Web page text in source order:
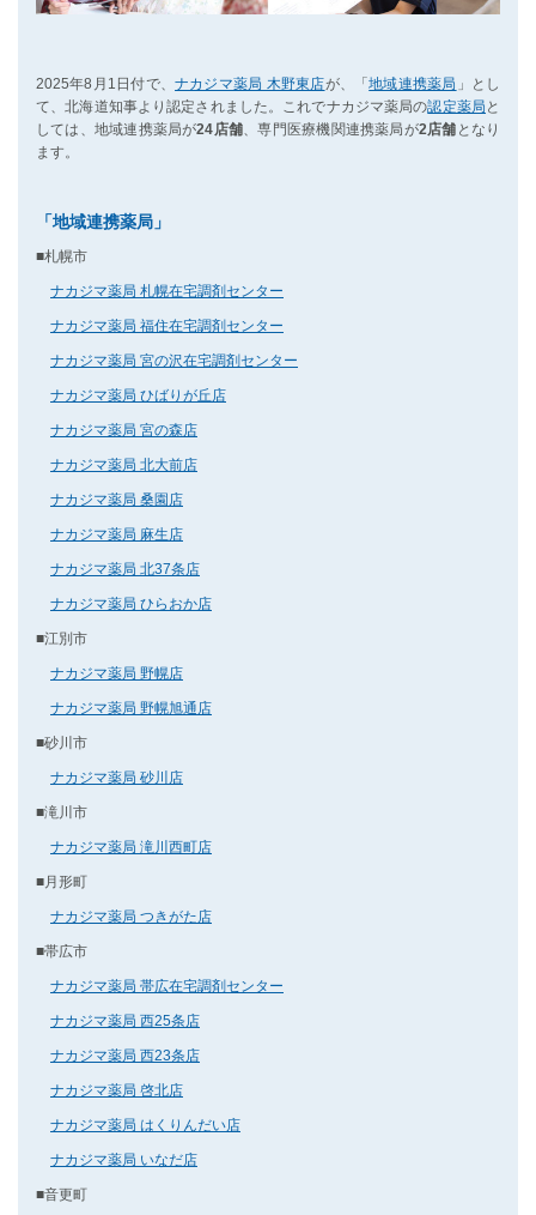
2025年8月1日付で、ナカジマ薬局 木野東店が、「地域連携薬局 」とし
て、北海道知事より認定されました。これでナカジマ薬局の認定薬局 と
しては、地域連携薬局が24店舗 、専門医療機関連携薬局が2店舗 となり
ます。
「地域連携薬局」
■札幌市
ナカジマ薬局 札幌在宅調剤センター
ナカジマ薬局 福住在宅調剤センター
ナカジマ薬局 宮の沢在宅調剤センター
ナカジマ薬局 ひばりが丘店
ナカジマ薬局 宮の森店
ナカジマ薬局 北大前店
ナカジマ薬局 桑園店
ナカジマ薬局 麻生店
ナカジマ薬局 北37条店
ナカジマ薬局 ひらおか店
■江別市
ナカジマ薬局 野幌店
ナカジマ薬局 野幌旭通店
■砂川市
ナカジマ薬局 砂川店
■滝川市
ナカジマ薬局 滝川西町店
■月形町
ナカジマ薬局 つきがた店
■帯広市
ナカジマ薬局 帯広在宅調剤センター
ナカジマ薬局 西25条店
ナカジマ薬局 西23条店
ナカジマ薬局 啓北店
ナカジマ薬局 はくりんだい店
ナカジマ薬局 いなだ店
■音更町